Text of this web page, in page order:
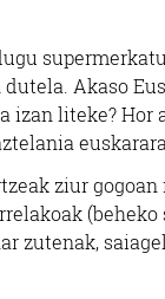
Akaso
izan liteke? Hor
ziur
zutenak,